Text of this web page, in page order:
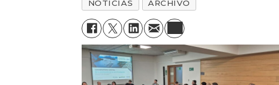
NOTICIAS ARCHIVO